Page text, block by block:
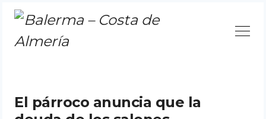
Continuar
El párroco anuncia que la